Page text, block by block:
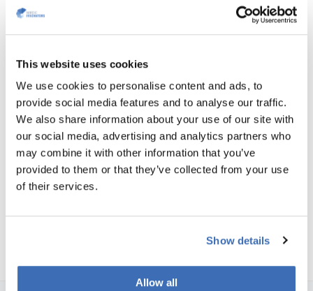
This website uses cookies
We use cookies to personalise content and ads, to
provide social media features and to analyse our traffic.
We also share information about your use of our site with
our social media, advertising and analytics partners who
may combine it with other information that you’ve
provided to them or that they’ve collected from your use
of their services.
Show details
Allow all
EU støtteprogrammer
innovative SMB-er med vekstpotensial, slik at de kan
skalere opp og bli viktige aktører på det globale
markedet. Norske bedrifter er også velkomne til å søke
alle EU-program.
LES OM EU-PROGRAMMENE